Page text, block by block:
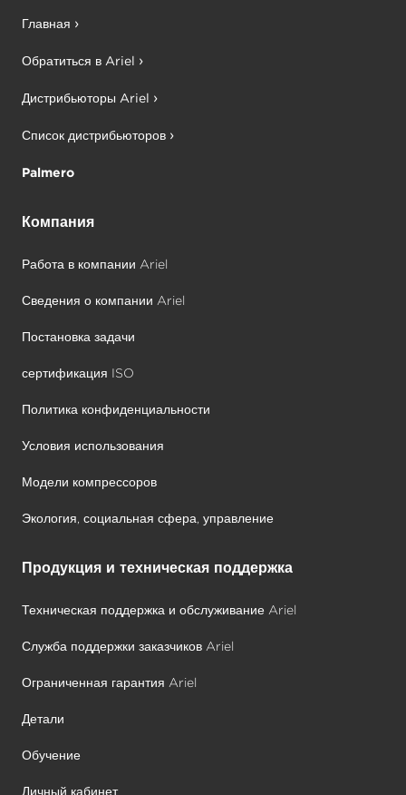
Главная
Обратиться в Ariel
Дистрибьюторы Ariel
Список дистрибьюторов
Palmero
Компания
Работа в компании Ariel
Сведения о компании Ariel
Постановка задачи
сертификация ISO
Политика конфиденциальности
Условия использования
Модели компрессоров
Экология, социальная сфера, управление
Продукция и техническая поддержка
Техническая поддержка и обслуживание Ariel
Служба поддержки заказчиков Ariel
Ограниченная гарантия Ariel
Детали
Обучение
Личный кабинет